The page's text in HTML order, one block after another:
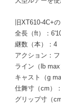
旧XT610-4C+
全長（ft）：
継数（本）：4
アクション：フ
ライン（lb
キャスト（g
仕舞寸（cm）
グリップ寸（